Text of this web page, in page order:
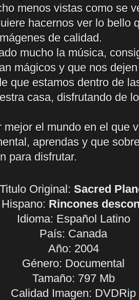
menos vistas como se
hacernos ver lo bello
de calidad.
mucho la música,
mágicos y que nos
que estamos dentro de
casa, disfrutando de
mejor el mundo en el que
aprendas y que
para disfrutar.
Titulo Original: Sacred
Rincones
Idioma: Español Latino
País: Canada
Año: 2004
Género: Documental
Tamaño: 797 Mb
Calidad Imagen: DVDRip